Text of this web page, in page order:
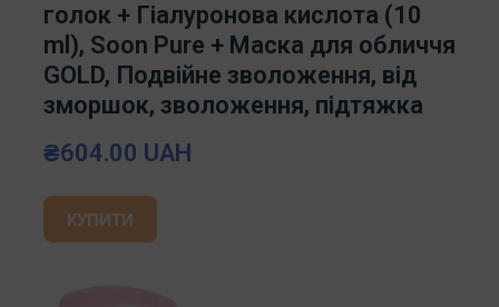
голок + Гіалуронова кислота (10
ml), Soon Pure + Маска для обличчя
GOLD, Подвійне зволоження, від
зморшок, зволоження, підтяжка
₴604.00 UAH
КУПИТИ